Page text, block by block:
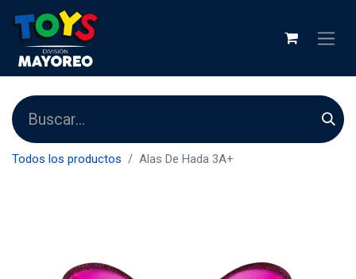
Todos los productos Alas De Hada 3A+